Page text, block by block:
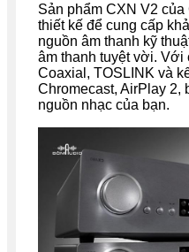
Sản phẩm CXN V2
thiết kế để cung cấp
nguồn âm thanh kỹ
âm thanh tuyệt vời. Với
Coaxial, TOSLINK và
Chromecast, AirPlay 2,
nguồn nhạc của bạn.